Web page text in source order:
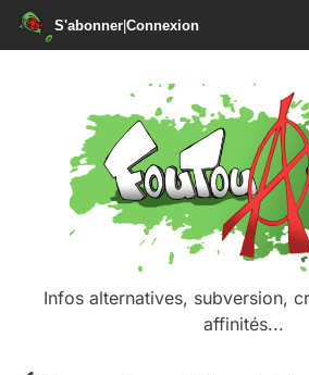
S'abonner|Connexion
Infos alternatives, subversion,
affinités...